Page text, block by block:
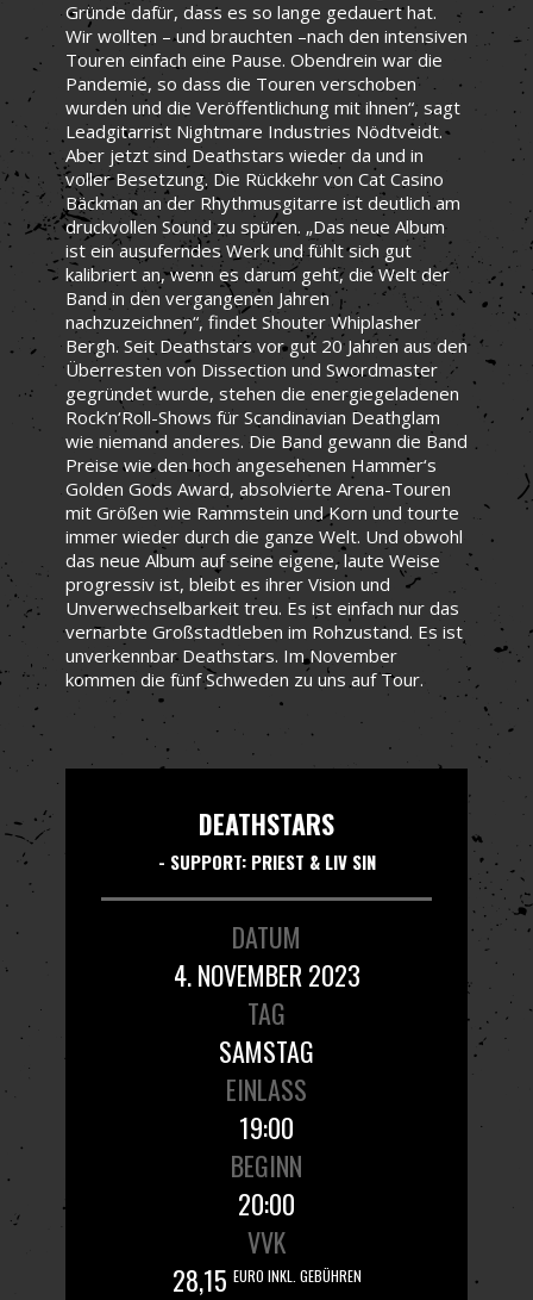
Gründe dafür, dass es so lange gedauert hat.
Wir wollten – und brauchten –nach den intensiven
Touren einfach eine Pause. Obendrein war die
Pandemie, so dass die Touren verschoben
wurden und die Veröffentlichung mit ihnen“, sagt
Leadgitarrist Nightmare Industries Nödtveidt.
Aber jetzt sind Deathstars wieder da und in
voller Besetzung. Die Rückkehr von Cat Casino
Bäckman an der Rhythmusgitarre ist deutlich am
druckvollen Sound zu spüren. „Das neue Album
ist ein ausuferndes Werk und fühlt sich gut
kalibriert an, wenn es darum geht, die Welt der
Band in den vergangenen Jahren
nachzuzeichnen“, findet Shouter Whiplasher
Bergh. Seit Deathstars vor gut 20 Jahren aus den
Überresten von Dissection und Swordmaster
gegründet wurde, stehen die energiegeladenen
Rock’n‘Roll-Shows für Scandinavian Deathglam
wie niemand anderes. Die Band gewann die Band
Preise wie den hoch angesehenen Hammer‘s
Golden Gods Award, absolvierte Arena-Touren
mit Größen wie Rammstein und Korn und tourte
immer wieder durch die ganze Welt. Und obwohl
das neue Album auf seine eigene, laute Weise
progressiv ist, bleibt es ihrer Vision und
Unverwechselbarkeit treu. Es ist einfach nur das
vernarbte Großstadtleben im Rohzustand. Es ist
unverkennbar Deathstars. Im November
kommen die fünf Schweden zu uns auf Tour.
DEATHSTARS
- SUPPORT: PRIEST & LIV SIN
DATUM
4. NOVEMBER 2023
TAG
SAMSTAG
EINLASS
19:00
BEGINN
20:00
VVK
28,15 EURO INKL. GEBÜHREN